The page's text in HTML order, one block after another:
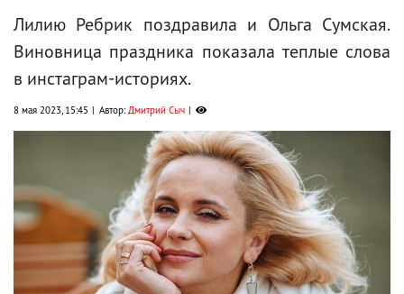
Лилию Ребрик поздравила и Ольга Сумская.
Виновница праздника показала теплые слова
в инстаграм-историях.
8 мая 2023, 15:45 Автор:Дмитрий Сыч